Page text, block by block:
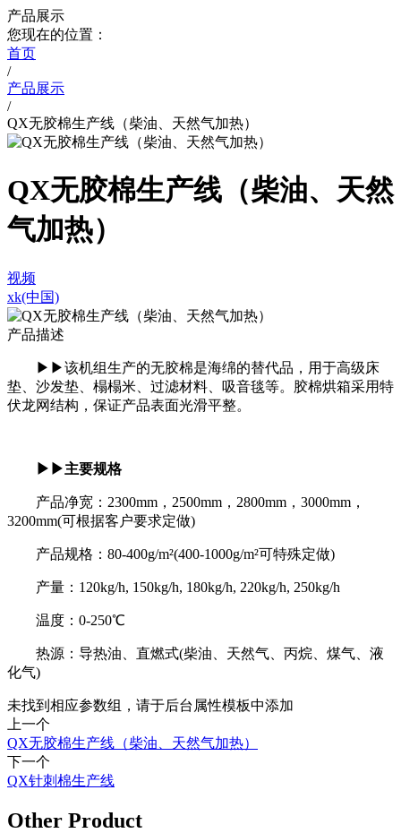
产品展示
您现在的位置：
首页
/
产品展示
/
QX无胶棉生产线（柴油、天然气加热）
QX无胶棉生产线（柴油、天然
气加热）
视频
xk(中国)
产品描述
▶▶该机组生产的无胶棉是海绵的替代品，用于高级床
垫、沙发垫、榻榻米、过滤材料、吸音毯等。胶棉烘箱采用特
伏龙网结构，保证产品表面光滑平整。
▶▶主要规格
产品净宽：2300mm，2500mm，2800mm，3000mm，
3200mm(可根据客户要求定做)
产品规格：80-400g/m²(400-1000g/m²可特殊定做)
产量：120kg/h, 150kg/h, 180kg/h, 220kg/h, 250kg/h
温度：0-250℃
热源：导热油、直燃式(柴油、天然气、丙烷、煤气、液
化气)
未找到相应参数组，请于后台属性模板中添加
上一个
QX无胶棉生产线（柴油、天然气加热）
下一个
QX针刺棉生产线
Other Product